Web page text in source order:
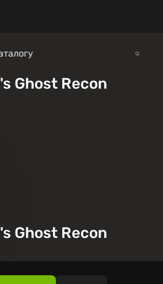
Ghost Recon
Ghost Recon